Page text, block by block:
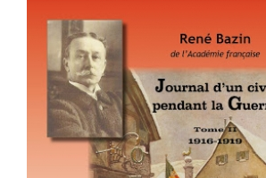
Autres civilisations
Thématiques